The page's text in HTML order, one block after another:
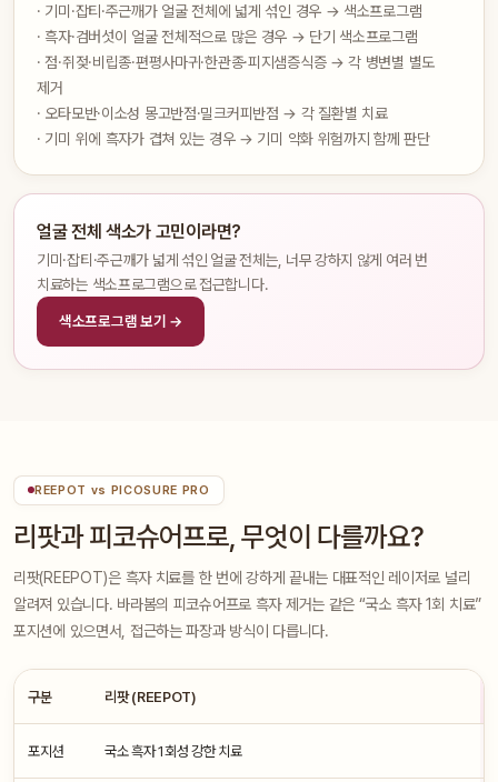
· 기미·잡티·주근깨가 얼굴 전체에 넓게 섞인 경우 → 색소프로그램
· 흑자·검버섯이 얼굴 전체적으로 많은 경우 → 단기 색소프로그램
· 점·쥐젖·비립종·편평사마귀·한관종·피지샘증식증 → 각 병변별 별도
제거
· 오타모반·이소성 몽고반점·밀크커피반점 → 각 질환별 치료
· 기미 위에 흑자가 겹쳐 있는 경우 → 기미 악화 위험까지 함께 판단
얼굴 전체 색소가 고민이라면?
기미·잡티·주근깨가 넓게 섞인 얼굴 전체는, 너무 강하지 않게 여러 번
치료하는 색소프로그램으로 접근합니다.
색소프로그램 보기 →
REEPOT vs PICOSURE PRO
리팟과 피코슈어프로, 무엇이 다를까요?
리팟(REEPOT)은 흑자 치료를 한 번에 강하게 끝내는 대표적인 레이저로 널리
알려져 있습니다. 바라봄의 피코슈어프로 흑자 제거는 같은 “국소 흑자 1회 치료”
포지션에 있으면서, 접근하는 파장과 방식이 다릅니다.
구분 리팟 (REEPOT)
포지션 국소 흑자 1회성 강한 치료